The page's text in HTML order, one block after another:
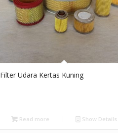
Filter Udara Kertas Kuning
Read more Show Details